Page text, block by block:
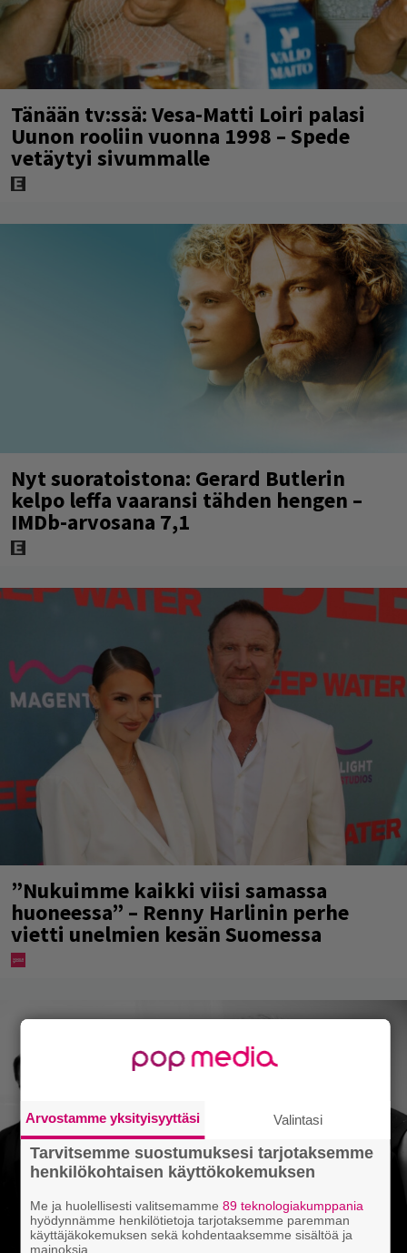
Tänään tv:ssä: Vesa-Matti Loiri palasi
Uunon rooliin vuonna 1998 – Spede
vetäytyi sivummalle
Nyt suoratoistona: Gerard Butlerin
kelpo leffa vaaransi tähden hengen –
IMDb-arvosana 7,1
”Nukuimme kaikki viisi samassa
huoneessa” – Renny Harlinin perhe
vietti unelmien kesän Suomessa
Arvostamme yksityisyyttäsi Valintasi
Tarvitsemme suostumuksesi tarjotaksemme
henkilökohtaisen käyttökokemuksen
Me ja huolellisesti valitsemamme 89 teknologiakumppania
hyödynnämme henkilötietoja tarjotaksemme paremman
käyttäjäkokemuksen sekä kohdentaaksemme sisältöä ja
mainoksia.